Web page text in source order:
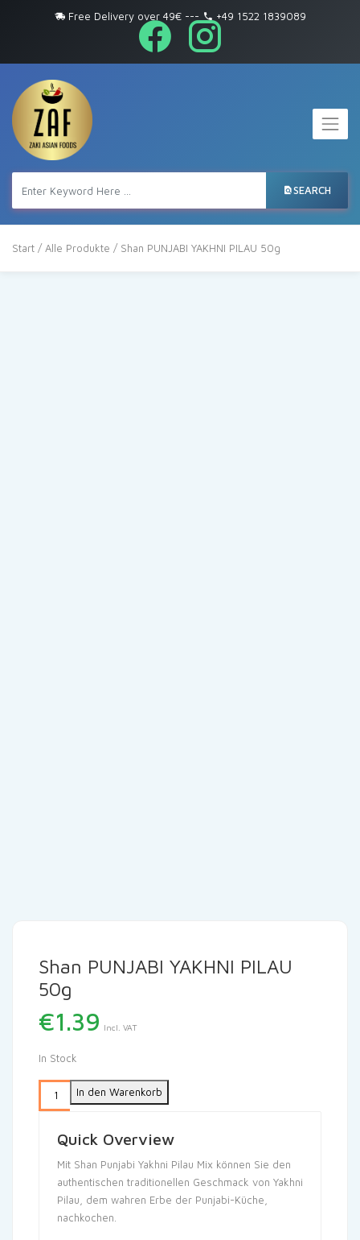
Free Delivery over 49€--- +49 1522 1839089
SEARCH
Start / Alle Produkte / Shan PUNJABI YAKHNI PILAU 50g
Shan PUNJABI YAKHNI PILAU
50g
€1.39 Incl. VAT
In Stock
In den Warenkorb
Quick Overview
Mit Shan Punjabi Yakhni Pilau Mix können Sie den
authentischen traditionellen Geschmack von Yakhni
Pilau, dem wahren Erbe der Punjabi-Küche,
nachkochen.